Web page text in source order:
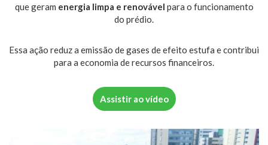
que geram energia limpa e renovável para o funcionamento
do prédio.
Essa ação reduz a emissão de gases de efeito estufa e contribui
para a economia de recursos financeiros.
Assistir ao vídeo